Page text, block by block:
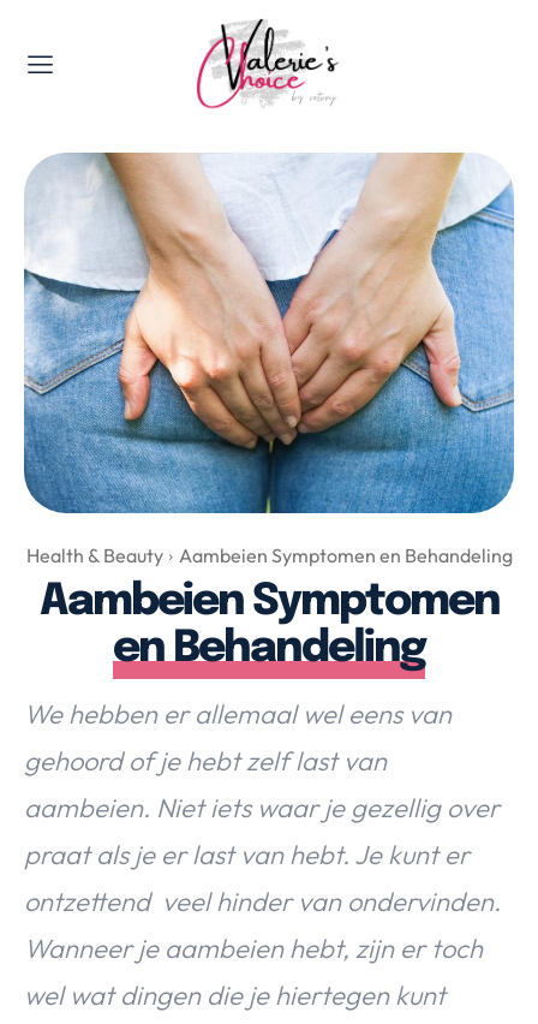
Valerie's Topics
Travel & Culture
Food & Drinks
Happyness & Opmerkelijk
Lifestyle, Sport & Duurzaamheid
Gadgets & Tech
Top 5 van Valerie
Health & Beauty
Huis & Tuin
Nieuws & Media
Over Valerie
Over Valerie
De Top 5
VALERIE'S CHOICE
Food & Drinks Health & Beauty Gadgets
Huis & Tuin
Travel
Lifestyle
Health & Beauty Aambeien Symptomen en Behandeling
Aambeien Symptomen
en Behandeling
We hebben er allemaal wel eens van
gehoord of je hebt zelf last van
aambeien. Niet iets waar je gezellig over
praat als je er last van hebt. Je kunt er
ontzettend veel hinder van ondervinden.
Wanneer je aambeien hebt, zijn er toch
wel wat dingen die je hiertegen kunt